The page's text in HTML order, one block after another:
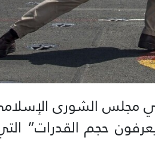
مجلس الشورى
حجم القدرات” التي